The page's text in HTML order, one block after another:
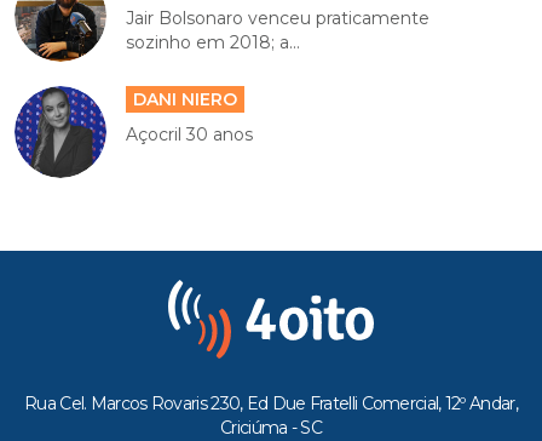
Jair Bolsonaro venceu praticamente
sozinho em 2018; a...
DANI NIERO
Açocril 30 anos
Rua Cel. Marcos Rovaris 230, Ed Due Fratelli Comercial, 12º Andar,
Criciúma - SC